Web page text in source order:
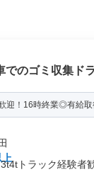
でのゴミ収集ド
迎！16時終業◎有給
トラック経験